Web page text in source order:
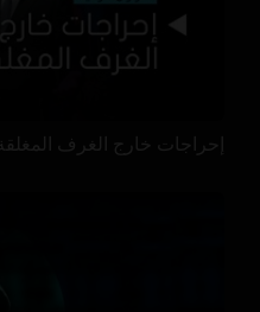
إحراجات خارج الغرف المغلقة